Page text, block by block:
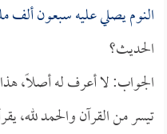
النوم يصلي عليه سبعون ألف
الحديث؟
الجواب: لا أعرف له أصلاً،
تيسر من القرآن والحمد لله،